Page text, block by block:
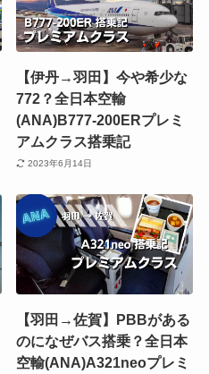
【伊丹→羽田】今や希少な
772？全日本空輸
(ANA)B777-200ERプレミ
アムクラス搭乗記
2023年6月14日
【羽田→佐賀】PBBがある
のになぜバス搭乗？全日本
空輸(ANA)A321neoプレミ